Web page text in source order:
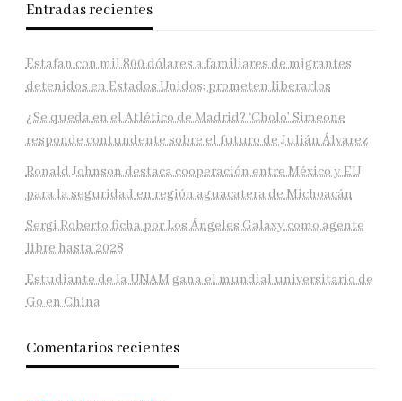
Entradas recientes
Estafan con mil 800 dólares a familiares de migrantes
detenidos en Estados Unidos; prometen liberarlos
¿Se queda en el Atlético de Madrid? ‘Cholo’ Simeone
responde contundente sobre el futuro de Julián Álvarez
Ronald Johnson destaca cooperación entre México y EU
para la seguridad en región aguacatera de Michoacán
Sergi Roberto ficha por Los Ángeles Galaxy como agente
libre hasta 2028
Estudiante de la UNAM gana el mundial universitario de
Go en China
Comentarios recientes